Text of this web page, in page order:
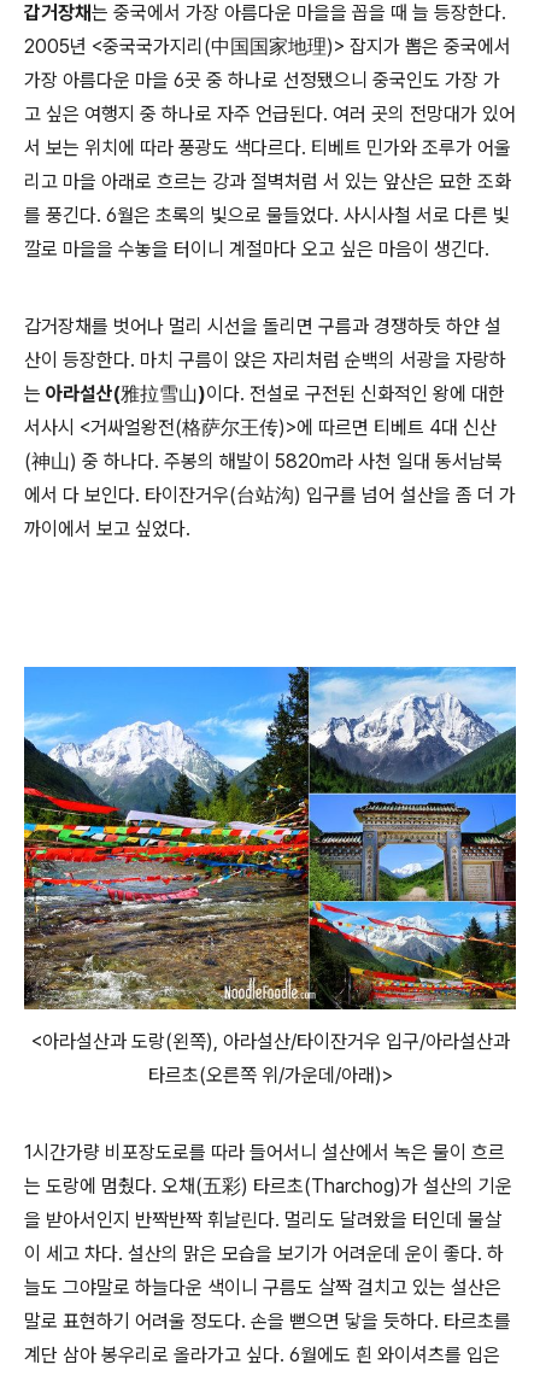
갑거장채는 중국에서 가장 아름다운 마을을 꼽을 때 늘 등장한다.
2005년 <중국국가지리(中国国家地理)> 잡지가 뽑은 중국에서
가장 아름다운 마을 6곳 중 하나로 선정됐으니 중국인도 가장 가
고 싶은 여행지 중 하나로 자주 언급된다. 여러 곳의 전망대가 있어
서 보는 위치에 따라 풍광도 색다르다. 티베트 민가와 조루가 어울
리고 마을 아래로 흐르는 강과 절벽처럼 서 있는 앞산은 묘한 조화
를 풍긴다. 6월은 초록의 빛으로 물들었다. 사시사철 서로 다른 빛
깔로 마을을 수놓을 터이니 계절마다 오고 싶은 마음이 생긴다.
갑거장채를 벗어나 멀리 시선을 돌리면 구름과 경쟁하듯 하얀 설
산이 등장한다. 마치 구름이 앉은 자리처럼 순백의 서광을 자랑하
는 아라설산(雅拉雪山)이다. 전설로 구전된 신화적인 왕에 대한
서사시 <거싸얼왕전(格萨尔王传)>에 따르면 티베트 4대 신산
(神山) 중 하나다. 주봉의 해발이 5820m라 사천 일대 동서남북
에서 다 보인다. 타이잔거우(台站沟) 입구를 넘어 설산을 좀 더 가
까이에서 보고 싶었다.
<아라설산과 도랑(왼쪽), 아라설산/타이잔거우 입구/아라설산과
타르초(오른쪽 위/가운데/아래)>
1시간가량 비포장도로를 따라 들어서니 설산에서 녹은 물이 흐르
는 도랑에 멈췄다. 오채(五彩) 타르초(Tharchog)가 설산의 기운
을 받아서인지 반짝반짝 휘날린다. 멀리도 달려왔을 터인데 물살
이 세고 차다. 설산의 맑은 모습을 보기가 어려운데 운이 좋다. 하
늘도 그야말로 하늘다운 색이니 구름도 살짝 걸치고 있는 설산은
말로 표현하기 어려울 정도다. 손을 뻗으면 닿을 듯하다. 타르초를
계단 삼아 봉우리로 올라가고 싶다. 6월에도 흰 와이셔츠를 입은